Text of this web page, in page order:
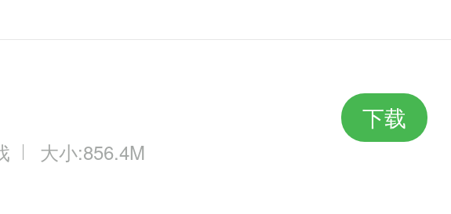
大小:856.4M
下载